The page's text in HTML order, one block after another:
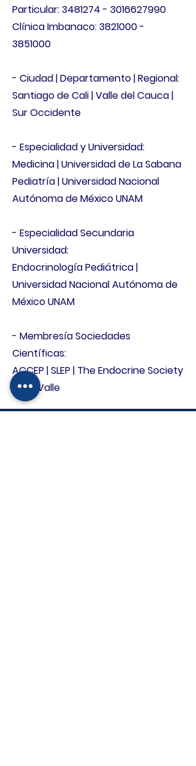
Particular:3481274 - 3016627990
Clínica Imbanaco:3821000 -
3851000
- Ciudad | Departamento | Regional:
Santiago de Cali | Valle del Cauca |
Sur Occidente
- Especialidad y Universidad:
Medicina | Universidad de La Sabana
Pediatría | Universidad Nacional
Autónoma de México UNAM
- Especialidad Secundaria
Universidad:
Endocrinología Pediátrica |
Universidad Nacional Autónoma de
México UNAM
- Membresía Sociedades
Científicas:
ACCEP | SLEP | The Endocrine Society
| SCP Valle